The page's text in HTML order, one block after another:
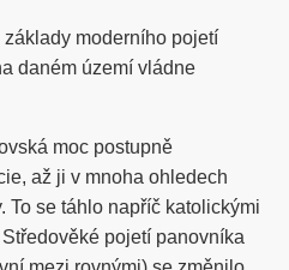
moderního pojetí
daném území vládne
moc postupně
až ji v mnoha ohledech
To se táhlo napříč katolickými
pojetí panovníka